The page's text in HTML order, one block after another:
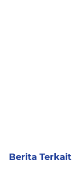
Berita Terkait